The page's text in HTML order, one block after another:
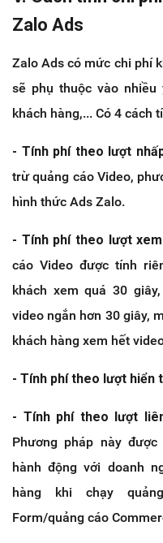
Zalo Ads
Zalo Ads có mức chi phí
sẽ phụ thuộc vào
khách hàng,... Có 4 cách
- Tính phí theo lượt
trừ quảng cáo Video,
hình thức Ads Zalo.
- Tính phí theo lượt
cáo Video được tính
khách xem quá 30
video ngắn hơn 30 giây,
khách hàng xem hết
- Tính phí theo lượt hiển
- Tính phí theo lượt
Phương pháp này
hành động với doanh
hàng khi chạy
Form/quảng cáo